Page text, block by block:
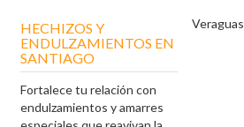
HECHIZOS Y
ENDULZAMIENTOS EN
SANTIAGO
Fortalece tu relación con
endulzamientos y amarres
Veraguas